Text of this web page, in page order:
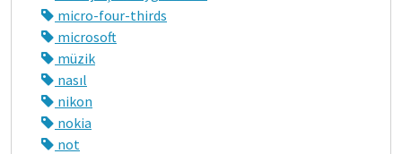
micro-four-thirds
microsoft
müzik
nasıl
nikon
nokia
not